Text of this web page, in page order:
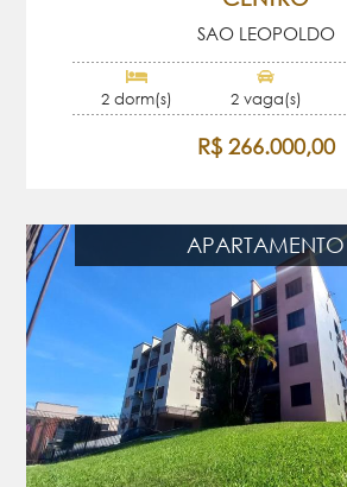
SAO LEOPOLDO
2 dorm(s) 2 vaga(s)
R$ 266.000,00
APARTAMENTO